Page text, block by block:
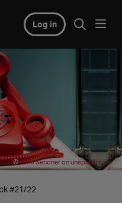
Log in
©Arno Senoner on unsplash.com
#21/22